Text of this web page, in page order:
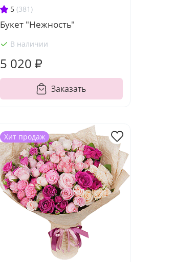
5 (381)
Букет "Нежность"
В наличии
5 020 ₽
Заказать
Хит продаж